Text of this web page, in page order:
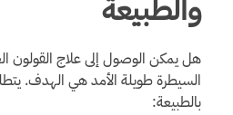
والطبيعة
هل يمكن الوصول إلى علاج القولون
السيطرة طويلة الأمد هي الهدف.
بالطبيعة: